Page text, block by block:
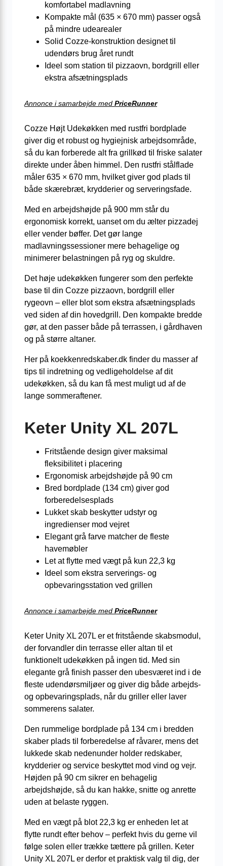
komfortabel madlavning
Kompakte mål (635 × 670 mm) passer også
på mindre udearealer
Solid Cozze-konstruktion designet til
udendørs brug året rundt
Ideel som station til pizzaovn, bordgrill eller
ekstra afsætningsplads
Annonce i samarbejde med PriceRunner
Cozze Højt Udekøkken med rustfri bordplade
giver dig et robust og hygiejnisk arbejdsområde,
så du kan forberede alt fra grillkød til friske salater
direkte under åben himmel. Den rustfri stålflade
måler 635 × 670 mm, hvilket giver god plads til
både skærebræt, krydderier og serveringsfade.
Med en arbejdshøjde på 900 mm står du
ergonomisk korrekt, uanset om du ælter pizzadej
eller vender bøffer. Det gør lange
madlavningssessioner mere behagelige og
minimerer belastningen på ryg og skuldre.
Det høje udekøkken fungerer som den perfekte
base til din Cozze pizzaovn, bordgrill eller
rygeovn – eller blot som ekstra afsætningsplads
ved siden af din hovedgrill. Den kompakte bredde
gør, at den passer både på terrassen, i gårdhaven
og på større altaner.
Her på koekkenredskaber.dk finder du masser af
tips til indretning og vedligeholdelse af dit
udekøkken, så du kan få mest muligt ud af de
lange sommeraftener.
Keter Unity XL 207L
Fritstående design giver maksimal
fleksibilitet i placering
Ergonomisk arbejdshøjde på 90 cm
Bred bordplade (134 cm) giver god
forberedelsesplads
Lukket skab beskytter udstyr og
ingredienser mod vejret
Elegant grå farve matcher de fleste
havemøbler
Let at flytte med vægt på kun 22,3 kg
Ideel som ekstra serverings- og
opbevaringsstation ved grillen
Annonce i samarbejde med PriceRunner
Keter Unity XL 207L er et fritstående skabsmodul,
der forvandler din terrasse eller altan til et
funktionelt udekøkken på ingen tid. Med sin
elegante grå finish passer den ubesværet ind i de
fleste udendørsmiljøer og giver dig både arbejds-
og opbevaringsplads, når du griller eller laver
sommerens salater.
Den rummelige bordplade på 134 cm i bredden
skaber plads til forberedelse af råvarer, mens det
lukkede skab nedenunder holder redskaber,
krydderier og service beskyttet mod vind og vejr.
Højden på 90 cm sikrer en behagelig
arbejdshøjde, så du kan hakke, snitte og anrette
uden at belaste ryggen.
Med en vægt på blot 22,3 kg er enheden let at
flytte rundt efter behov – perfekt hvis du gerne vil
følge solen eller trække tættere på grillen. Keter
Unity XL 207L er derfor et praktisk valg til dig, der